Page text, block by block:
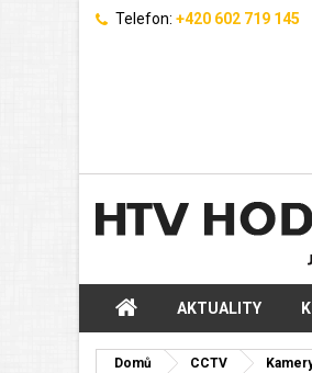
Telefon: +420 602 719 145
AKTUALITY
Domů CCTV